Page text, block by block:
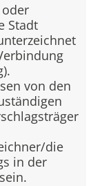
Stadt
von den
die
in der